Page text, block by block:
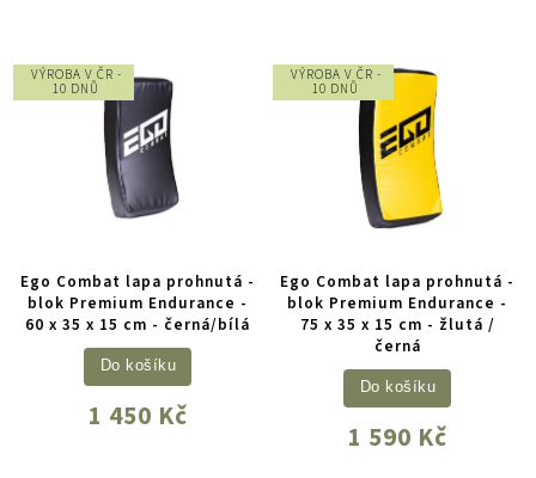
VÝROBA V ČR -
10 DNŮ
Ego Combat lapa prohnutá -
blok Premium Endurance -
60 x 35 x 15 cm - černá/bílá
1 450 Kč
Do košíku
VÝROBA V ČR -
10 DNŮ
Ego Combat lapa prohnutá -
blok Premium Endurance -
75 x 35 x 15 cm - žlutá /
černá
1 590 Kč
Do košíku